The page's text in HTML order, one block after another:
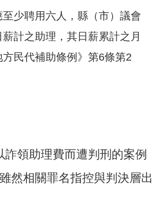
少聘用六人，縣（市）議會
計之助理，其日薪累計之月
民代補助條例》第6條第2
領助理費而遭判刑的案例
然相關罪名指控與判決層出